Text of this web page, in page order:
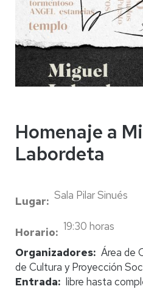
Homenaje a
Labordeta
Lugar Sala Pilar Sinués
Horario
19:30 horas
Organizadores Área de
de Cultura y Proyección
Entrada
libre hasta